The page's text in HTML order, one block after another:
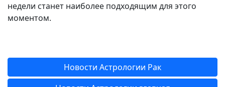
недели станет наиболее подходящим для этого
моментом.
Новости Астрологии Рак